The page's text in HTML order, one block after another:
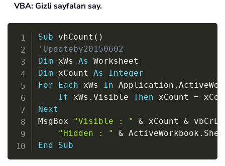
VBA: Gizli sayfaları say.
Sub vhCount ( )
'Updateby20150602
Dim xWs As
Dim xCount As
Integer
For
Each xWs In Application .
If xWs . Visible Then xCount =
Next
MsgBox
"Visible : " & xCount &
"Hidden : "
& ActiveWorkbook .
End
Sub